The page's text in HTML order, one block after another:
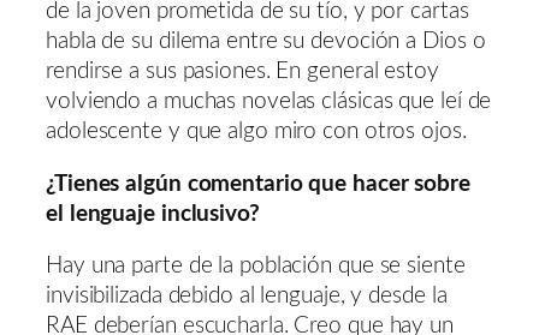
de la joven prometida de su tío, y por cartas
habla de su dilema entre su devoción a Dios o
rendirse a sus pasiones. En general estoy
volviendo a muchas novelas clásicas que leí de
adolescente y que algo miro con otros ojos.
¿Tienes algún comentario que hacer sobre
el lenguaje inclusivo?
Hay una parte de la población que se siente
invisibilizada debido al lenguaje, y desde la
RAE deberían escucharla. Creo que hay un